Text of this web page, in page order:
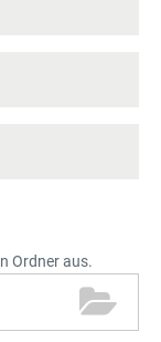
Ordner aus.
O
r